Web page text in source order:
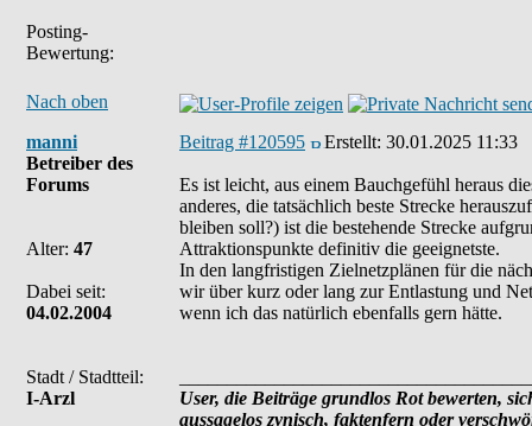
Posting-
Bewertung:
Nach oben
manni
Betreiber des
Forums
Alter: 47
Dabei seit:
04.02.2004
Stadt / Stadtteil:
I-Arzl
Beitrag #120595 Erstellt: 30.01.2025 11:33
Es ist leicht, aus einem Bauchgefühl heraus
anderes, die tatsächlich beste Strecke
bleiben soll?) ist die bestehende Strecke
Attraktionspunkte definitiv die geeignetste.
In den langfristigen Zielnetzplänen für die
wir über kurz oder lang zur Entlastung und
wenn ich das natürlich ebenfalls gern hätte.
User, die Beiträge grundlos Rot bewerten,
aussagelos zynisch, faktenfern oder